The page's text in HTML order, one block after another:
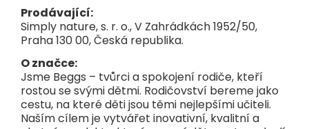
Prodávající:
Simply nature, s. r. o., V Zahrádkách 1952/50,
Praha 130 00, Česká republika.
O značce:
Jsme Beggs – tvůrci a spokojení rodiče, kteří
rostou se svými dětmi. Rodičovství bereme jako
cestu, na které děti jsou těmi nejlepšími učiteli.
Naším cílem je vytvářet inovativní, kvalitní a